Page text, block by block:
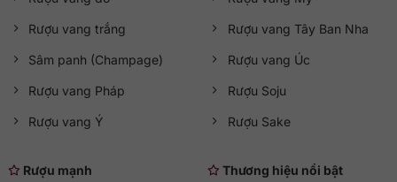
Rượu vang trắng
Sâm panh (Champage)
Rượu vang Pháp
Rượu vang Ý
Rượu vang Tây Ban Nha
Rượu vang Úc
Rượu Soju
Rượu Sake
Rượu mạnh
Thương hiệu nổi bật